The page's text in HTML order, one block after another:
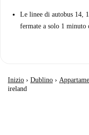
Le linee di autobus 14,
fermate a solo 1 minuto
Inizio › Dublino ›
ireland